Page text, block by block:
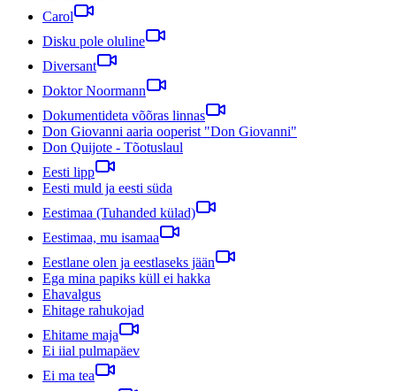
Carol
Disku pole oluline
Diversant
Doktor Noormann
Dokumentideta võõras linnas
Don Giovanni aaria ooperist "Don Giovanni"
Don Quijote - Tõotuslaul
Eesti lipp
Eesti muld ja eesti süda
Eestimaa (Tuhanded külad)
Eestimaa, mu isamaa
Eestlane olen ja eestlaseks jään
Ega mina papiks küll ei hakka
Ehavalgus
Ehitage rahukojad
Ehitame maja
Ei iial pulmapäev
Ei ma tea